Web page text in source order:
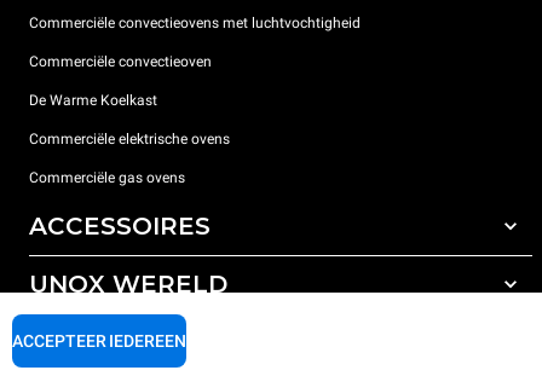
Commerciële convectieovens met luchtvochtigheid
Commerciële convectieoven
De Warme Koelkast
Commerciële elektrische ovens
Commerciële gas ovens
ACCESSOIRES
All the accessories
Detergenten voor automatisch wassen
Detergenten voor handmatig wassen
UNOX WERELD
Onze vestigingen wereldwijd
ONDERSTEUNING
ACCEPTEER IEDEREEN